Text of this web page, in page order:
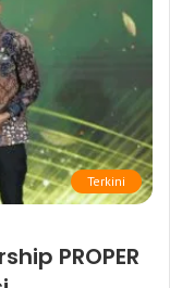
Terkini
PROPER